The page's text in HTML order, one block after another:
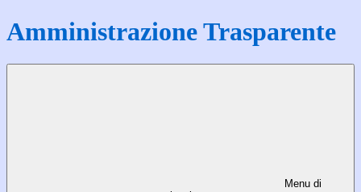
Amministrazione Trasparente
Menu di